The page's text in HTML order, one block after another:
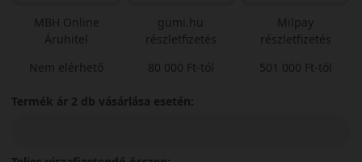
MBH Online
Áruhitel
Nem elérhető
gumi.hu
részletfizetés
80 000 Ft-tól
Milpay
részletfizetés
501 000 Ft-tól
Termék ár 2 db vásárlása esetén: